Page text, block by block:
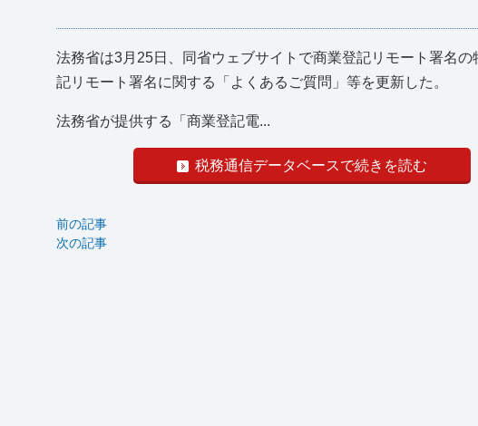
法務省は3月25日、同省ウェブサイトで商業登記リモート署名
記リモート署名に関する「よくあるご質問」等を更新した。
法務省が提供する「商業登記電...
税務通信データベースで続きを読む
前の記事
次の記事